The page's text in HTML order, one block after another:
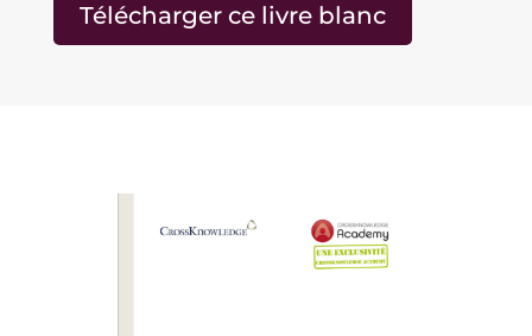
Télécharger ce livre blanc